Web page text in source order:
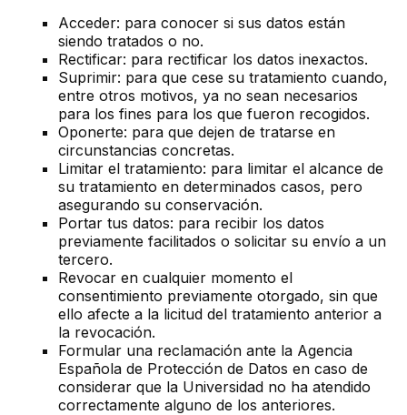
Acceder: para conocer si sus datos están
siendo tratados o no.
Rectificar: para rectificar los datos inexactos.
Suprimir: para que cese su tratamiento cuando,
entre otros motivos, ya no sean necesarios
para los fines para los que fueron recogidos.
Oponerte: para que dejen de tratarse en
circunstancias concretas.
Limitar el tratamiento: para limitar el alcance de
su tratamiento en determinados casos, pero
asegurando su conservación.
Portar tus datos: para recibir los datos
previamente facilitados o solicitar su envío a un
tercero.
Revocar en cualquier momento el
consentimiento previamente otorgado, sin que
ello afecte a la licitud del tratamiento anterior a
la revocación.
Formular una reclamación ante la Agencia
Española de Protección de Datos en caso de
considerar que la Universidad no ha atendido
correctamente alguno de los anteriores.